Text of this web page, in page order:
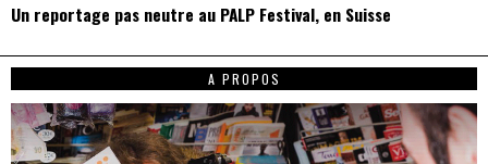
Un reportage pas neutre au PALP Festival, en Suisse
A PROPOS